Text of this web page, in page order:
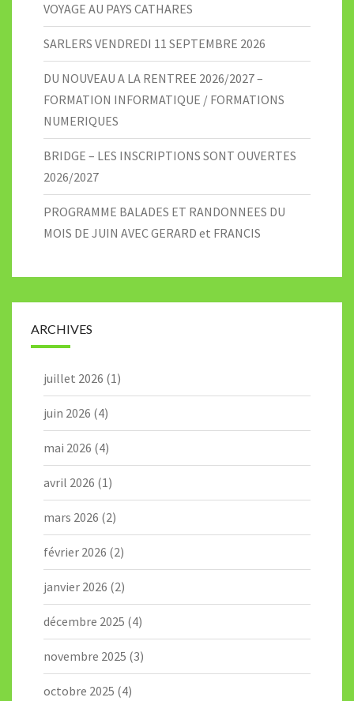
VOYAGE AU PAYS CATHARES
SARLERS VENDREDI 11 SEPTEMBRE 2026
DU NOUVEAU A LA RENTREE 2026/2027 –
FORMATION INFORMATIQUE / FORMATIONS
NUMERIQUES
BRIDGE – LES INSCRIPTIONS SONT OUVERTES
2026/2027
PROGRAMME BALADES ET RANDONNEES DU
MOIS DE JUIN AVEC GERARD et FRANCIS
ARCHIVES
juillet 2026 (1)
juin 2026 (4)
mai 2026 (4)
avril 2026 (1)
mars 2026 (2)
février 2026 (2)
janvier 2026 (2)
décembre 2025 (4)
novembre 2025 (3)
octobre 2025 (4)